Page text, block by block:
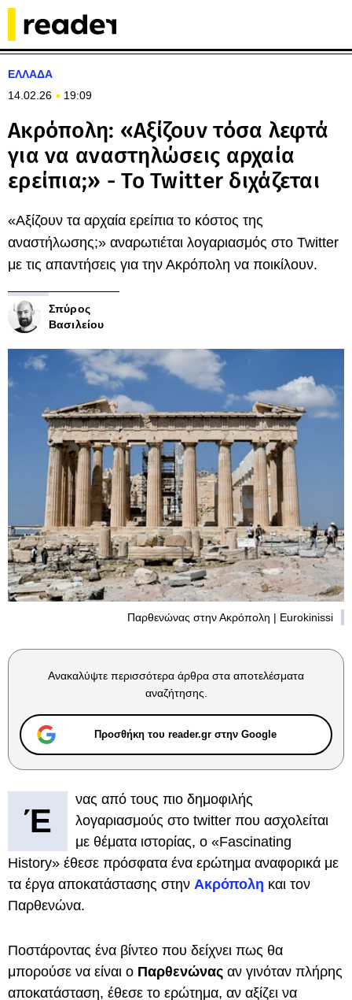
ΕΛΛΑΔΑ
14.02.26
19:09
Ακρόπολη: «Αξίζουν τόσα λεφτά
για να αναστηλώσεις αρχαία
ερείπια;» - To Twitter διχάζεται
«Αξίζουν τα αρχαία ερείπια το κόστος της
αναστήλωσης;» αναρωτιέται λογαριασμός στο Twitter
με τις απαντήσεις για την Ακρόπολη να ποικίλουν.
Σπύρος
Βασιλείου
Παρθενώνας στην Ακρόπολη | Eurokinissi
Ανακαλύψτε περισσότερα άρθρα στα αποτελέσματα
αναζήτησης.
Προσθήκη του reader.gr στην Google
Έ
νας από τους πιο δημοφιλής
λογαριασμούς στο twitter που ασχολείται
με θέματα ιστορίας, ο «Fascinating
History» έθεσε πρόσφατα ένα ερώτημα αναφορικά με
τα έργα αποκατάστασης στην Ακρόπολη και τον
Παρθενώνα.
Ποστάροντας ένα βίντεο που δείχνει πως θα
μπορούσε να είναι ο Παρθενώνας αν γινόταν πλήρης
αποκατάσταση, έθεσε το ερώτημα, αν αξίζει να